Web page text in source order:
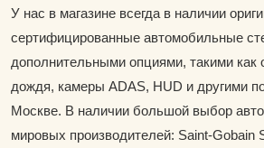
У нас в магазине всегда в наличии
сертифицированные автомобильные
дополнительными опциями, такими как
дождя, камеры ADAS, HUD и другими
Москве. В наличии большой выбор
мировых производителей: Saint-Gobain